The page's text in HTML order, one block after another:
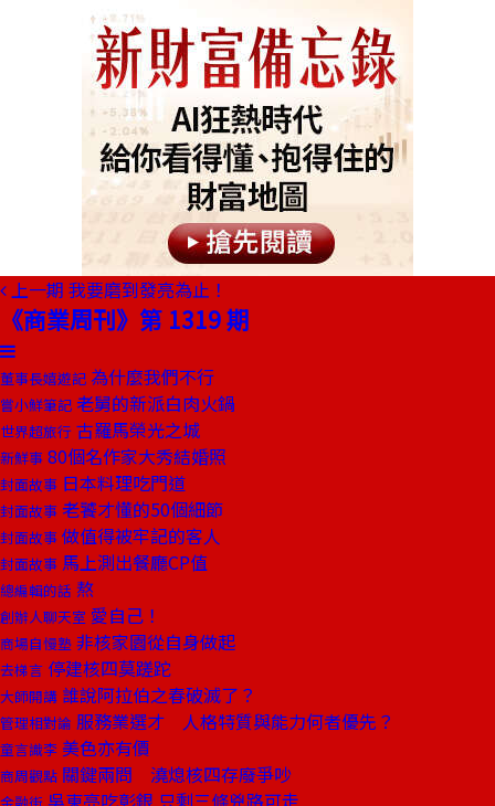
上一期 我要磨到發亮為止！
《商業周刊》第 1319 期
董事長嬉遊記 為什麼我們不行
嘗小鮮筆記 老舅的新派白肉火鍋
世界超旅行 古羅馬榮光之城
新鮮事 80個名作家大秀結婚照
封面故事 日本料理吃門道
封面故事 老饕才懂的50個細節
封面故事 做值得被牢記的客人
封面故事 馬上測出餐廳CP值
總編輯的話 熬
創辦人聊天室 愛自己！
商場自慢塾 非核家園從自身做起
去梯言 停建核四莫蹉跎
大師開講 誰說阿拉伯之春破滅了？
管理相對論 服務業選才 人格特質與能力何者優先？
童言識李 美色亦有價
商周觀點 關鍵兩問 澆熄核四存廢爭吵
吳東亮吃彰銀 只剩三條兇路可走